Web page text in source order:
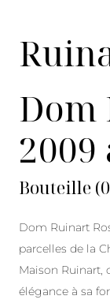
Dom
Bouteille
Dom Ruinart
parcelles de la
Maison Ruinart,
élégance à sa